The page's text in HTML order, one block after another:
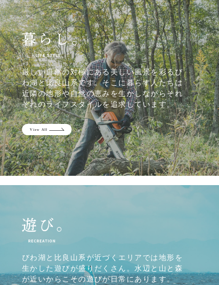
厳しい自然の対極にある美しい風景を彩るび
わ湖と比良山系です。そこに暮らす人たちは
近隣の地形や自然の恵みを生かしながらそれ
ぞれのライフスタイルを追求しています。
びわ湖と比良山系が近づくエリアでは地形を
生かした遊びが盛りだくさん。水辺と山と森
が近いからこその遊びが日常にあります。